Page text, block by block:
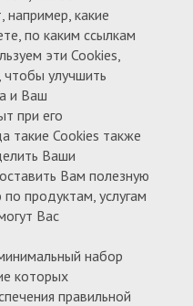
например, какие
по каким ссылкам
эти Cookies,
чтобы улучшить
и Ваш
при его
такие Cookies также
Ваши
Вам полезную
продуктам, услугам
Вас
набор
которых
правильной